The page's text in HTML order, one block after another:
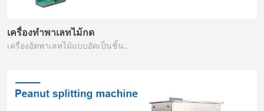
เครื่องทำพาเลทไม้กด
เครื่องอัดพาเลทไม้แบบอัดเป็นชิ้น…